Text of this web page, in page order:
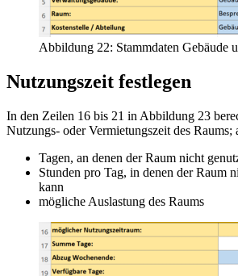
Abbildung 22: Stammdaten Gebäude
Nutzungszeit festlegen
In den Zeilen 16 bis 21 in Abbildung 23
Nutzungs- oder Vermietungszeit des Raums;
Tagen, an denen der Raum nicht
Stunden pro Tag, in denen der Raum
kann
mögliche Auslastung des Raums